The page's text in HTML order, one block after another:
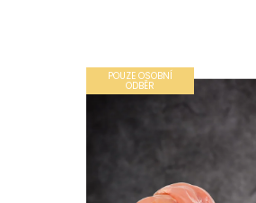
POUZE OSOBNÍ
ODBĚR